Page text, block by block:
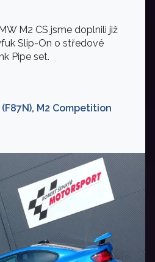
M2 CS jsme doplnili již
Slip-On o středové
Pipe set.
(F87N), M2 Competition